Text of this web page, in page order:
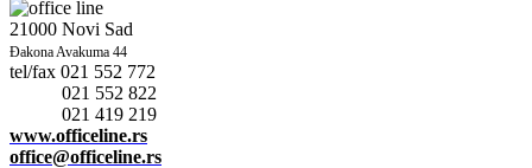
21000 Novi Sad
Đakona Avakuma 44
tel/fax 021 552 772
021 552 822
021 419 219
www.officeline.rs
office@officeline.rs